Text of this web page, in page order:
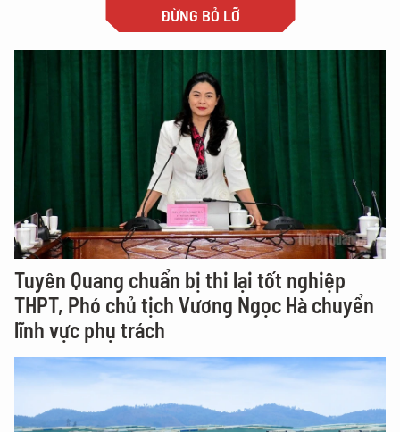
ĐỪNG BỎ LỠ
Tuyên Quang chuẩn bị thi lại tốt nghiệp
THPT, Phó chủ tịch Vương Ngọc Hà chuyển
lĩnh vực phụ trách